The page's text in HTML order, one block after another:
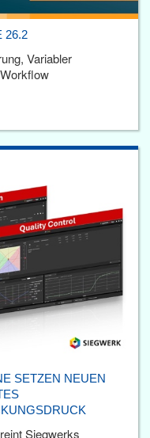
26.2
Variabler
SETZEN NEUEN
F
Siegwerks